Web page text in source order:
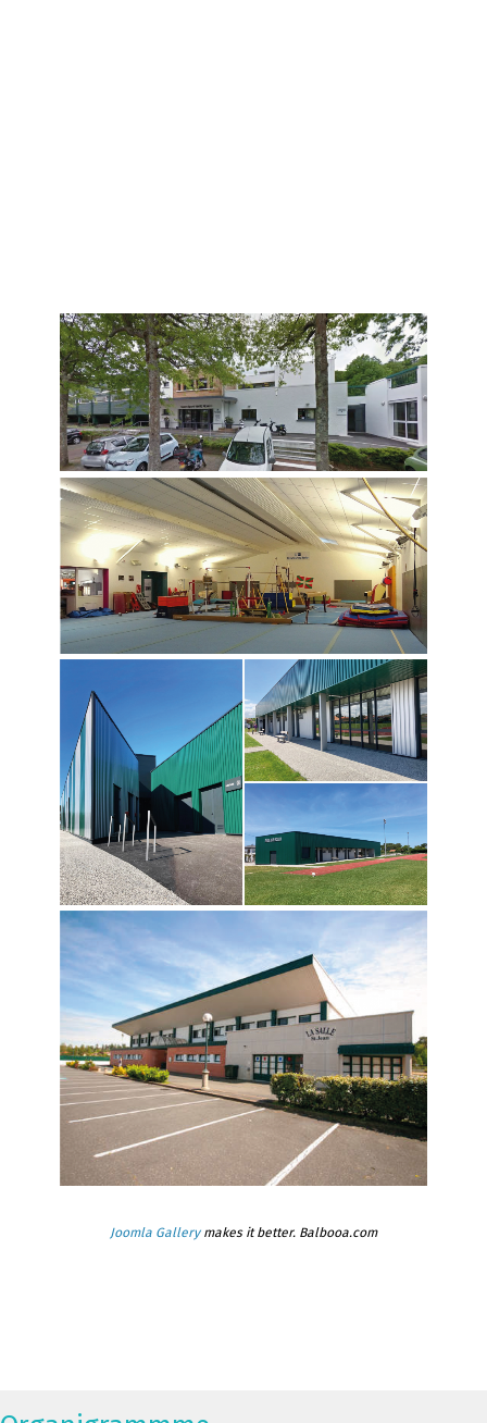
Joomla Gallerymakes it better. Balbooa.com